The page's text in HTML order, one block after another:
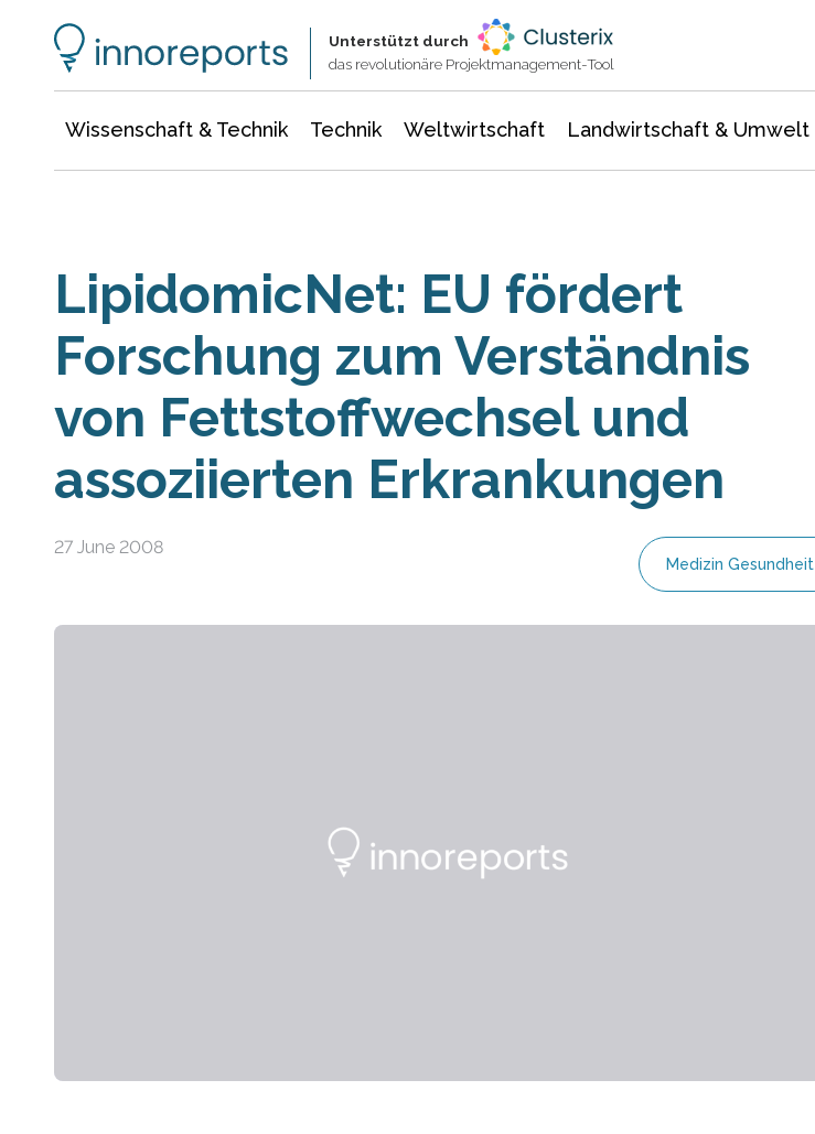
Unterstützt durch
das revolutionäre Projektmanagement-Tool
Wissenschaft & Technik Technik Weltwirtschaft Landwirtschaft & Umwelt
LipidomicNet: EU fördert
Forschung zum Verständnis
von Fettstoffwechsel und
assoziierten Erkrankungen
27 June 2008
Medizin Gesundheit